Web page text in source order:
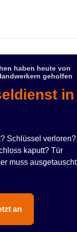
haben heute von
geholfen
in
Schlüssel verloren?
kaputt? Tür
muss ausgetauscht
an